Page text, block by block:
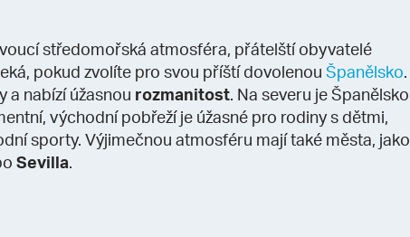
středomořská atmosféra, přátelští obyvatelé
pokud zvolíte pro svou příští dovolenou Španělsko.
a nabízí úžasnou rozmanitost. Na severu je Španělsko
východní pobřeží je úžasné pro rodiny s dětmi,
sporty. Výjimečnou atmosféru mají také města, jako
Sevilla.